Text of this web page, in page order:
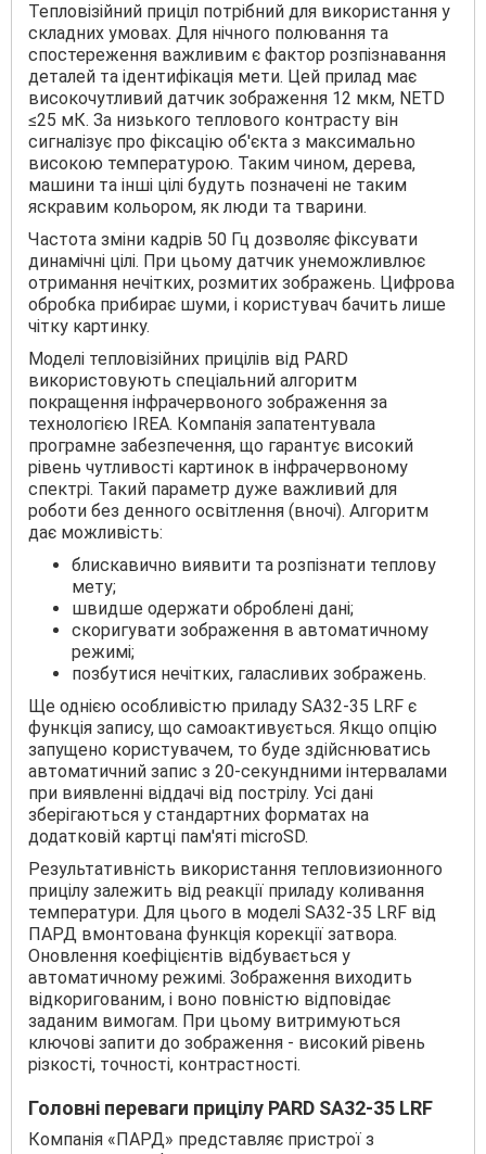
Тепловізійний приціл потрібний для використання у
складних умовах. Для нічного полювання та
спостереження важливим є фактор розпізнавання
деталей та ідентифікація мети. Цей прилад має
високочутливий датчик зображення 12 мкм, NETD
≤25 мК. За низького теплового контрасту він
сигналізує про фіксацію об'єкта з максимально
високою температурою. Таким чином, дерева,
машини та інші цілі будуть позначені не таким
яскравим кольором, як люди та тварини.
Частота зміни кадрів 50 Гц дозволяє фіксувати
динамічні цілі. При цьому датчик унеможливлює
отримання нечітких, розмитих зображень. Цифрова
обробка прибирає шуми, і користувач бачить лише
чітку картинку.
Моделі тепловізійних прицілів від PARD
використовують спеціальний алгоритм
покращення інфрачервоного зображення за
технологією IREA. Компанія запатентувала
програмне забезпечення, що гарантує високий
рівень чутливості картинок в інфрачервоному
спектрі. Такий параметр дуже важливий для
роботи без денного освітлення (вночі). Алгоритм
дає можливість:
блискавично виявити та розпізнати теплову
мету;
швидше одержати оброблені дані;
скоригувати зображення в автоматичному
режимі;
позбутися нечітких, галасливих зображень.
Ще однією особливістю приладу SA32-35 LRF є
функція запису, що самоактивується. Якщо опцію
запущено користувачем, то буде здійснюватись
автоматичний запис з 20-секундними інтервалами
при виявленні віддачі від пострілу. Усі дані
зберігаються у стандартних форматах на
додатковій картці пам'яті microSD.
Результативність використання тепловизионного
прицілу залежить від реакції приладу коливання
температури. Для цього в моделі SA32-35 LRF від
ПАРД вмонтована функція корекції затвора.
Оновлення коефіцієнтів відбувається у
автоматичному режимі. Зображення виходить
відкоригованим, і воно повністю відповідає
заданим вимогам. При цьому витримуються
ключові запити до зображення - високий рівень
різкості, точності, контрастності.
Головні переваги прицілу PARD SA32-35 LRF
Компанія «ПАРД» представляє пристрої з